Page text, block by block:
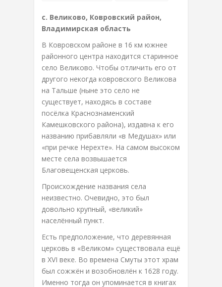
с. Великово, Ковровский район,
Владимирская область
В Ковровском районе в 16 км южнее
районного центра находится старинное
село Великово. Чтобы отличить его от
другого некогда ковровского Великова
на Тальше (ныне это село не
существует, находясь в составе
посёлка Краснознаменский
Камешковского района), издавна к его
названию прибавляли «в Медушах» или
«при речке Нерехте». На самом высоком
месте села возвышается
Благовещенская церковь.
Происхождение названия села
неизвестно. Очевидно, это был
довольно крупный, «великий»
населённый пункт.
Есть предположение, что деревянная
церковь в «Великом» существовала ещё
в XVI веке. Во времена Смуты этот храм
был сожжён и возобновлён к 1628 году.
Именно тогда он упоминается в книгах